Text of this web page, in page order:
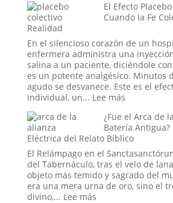
del
Otro
El
no
del
El Efecto
Cuando la Fe
Realidad
En el silencioso corazón de un
enfermera administra una
salina a un paciente, diciéndole
es un potente analgésico. Minutos
agudo se desvanece. Este es el
individual, un... Lee más:
Efecto
Placebo
en
Masa:
Cuando
la
Fe
¿Fue el Arca de
Batería Antigua?
Eléctrica del Relato Bíblico
El Relámpago en el
del Tabernáculo, tras el velo de
objeto más temido y sagrado del
era una mera urna de oro, sino el
divino,... Lee más: